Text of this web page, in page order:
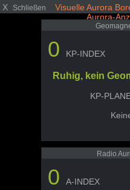
X Schließen
Visuelle Aurora
Aurora-
0 KP-INDEX
Ruhig, kein
KP-
Radio
0 A-INDEX